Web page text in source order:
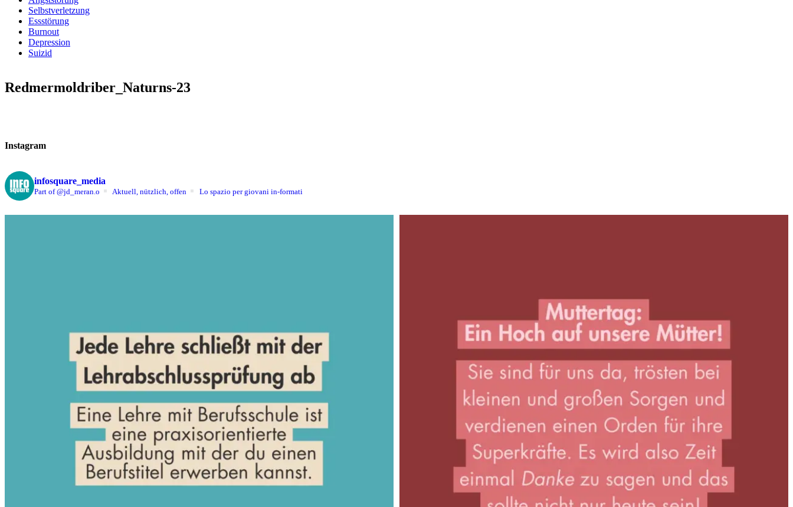
Selbstverletzung
Essstörung
Burnout
Depression
Suizid
Redmermoldriber_Naturns-23
Instagram
infosquare_media
Part of @jd_meran.o Aktuell, nützlich, offen Lo spazio per giovani in-formati